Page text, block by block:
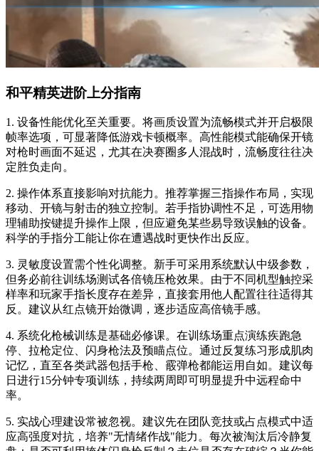
和平精英进阶上分指南
1. 设备性能优化至关重要。将画质设置为流畅模式并开启极限
帧率选项，可显著降低游戏卡顿概率。高性能模式能确保开镜
对枪时画面不延迟，尤其在决赛圈多人混战时，流畅度往往决
定胜负走向。
2. 操作体系直接影响对抗能力。推荐掌握三指操作布局，实现
移动、开镜与射击的独立控制。若手指协调性不足，可选用物
理辅助按键提升操作上限，但应避免某些易导致误触的设备。
科学的手指分工能让你在遭遇战时更快作出反应。
3. 灵敏度设置需个性化调整。新手可采用系统默认中级参数，
但务必前往训练场测试各倍镜压枪效果。由于不同机型触控采
样率和玩家手指长度存在差异，直接套用他人配置往往适得其
反。建议从红点镜开始微调，逐步适应高倍镜手感。
4. 系统化枪械训练是基础必修课。在训练场重点演练疾跑急
停、拉枪定位、闪身枪法及预瞄点位。通过反复练习形成肌肉
记忆，直至各类武器包括手枪、霰弹枪都能运用自如。建议每
日进行15分钟专项训练，持续两周即可明显提升中远程命中
率。
5. 实战心理建设常被忽视。建议先在团队竞技或占点模式中适
应高强度对抗，培养"无情绪作战"能力。每次被淘汰后冷静复